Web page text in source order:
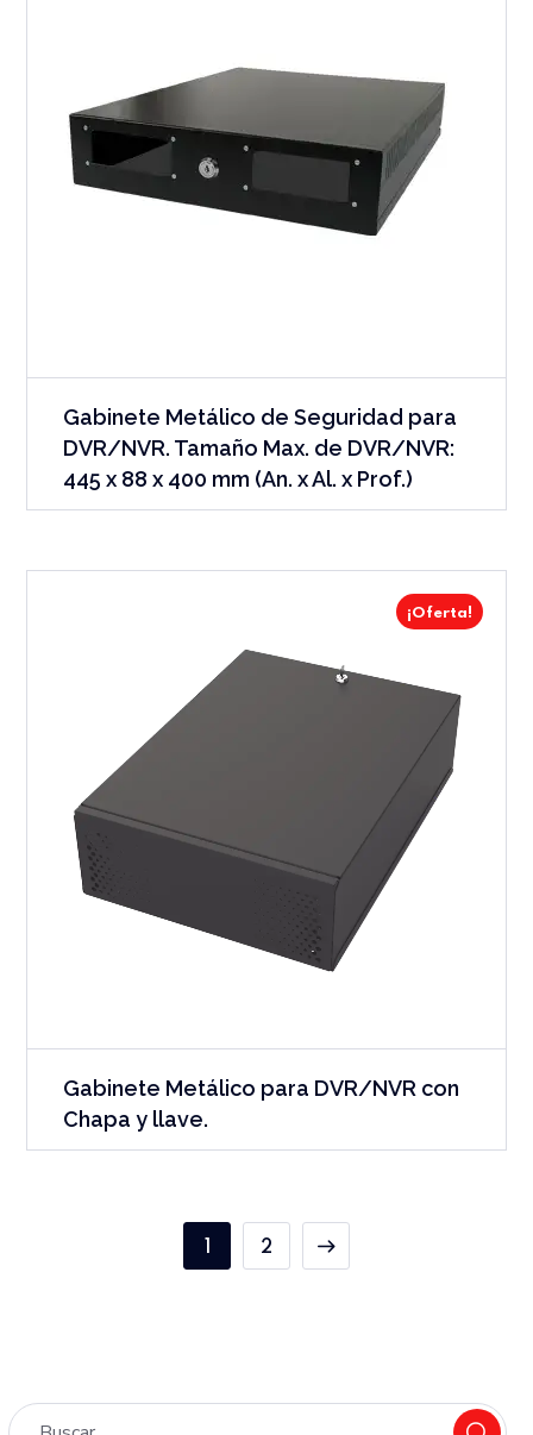
Gabinete Metálico de Seguridad para
DVR/NVR. Tamaño Max. de DVR/NVR:
445 x 88 x 400 mm (An. x Al. x Prof.)
¡Oferta!
Gabinete Metálico para DVR/NVR con
Chapa y llave.
2